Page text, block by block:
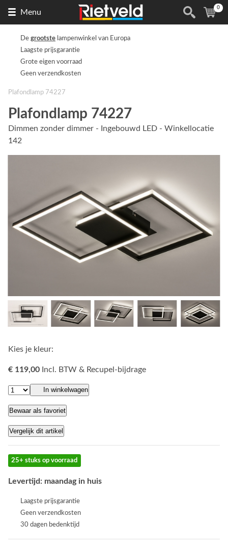
Menu
de
(
0
De grootste lampenwinkel van Europa
Laagste prijsgarantie
Grote eigen voorraad
Geen verzendkosten
Plafondlamp 74227
Plafondlamp 74227
Dimmen zonder dimmer - Ingebouwd LED - Winkellocatie
142
Kies je kleur:
€ 119,00 Incl. BTW & Recupel-bijdrage
In winkelwagen
Bewaar als favoriet
Vergelijk dit artikel
25+ stuks op voorraad
Levertijd: maandag in huis
Laagste prijsgarantie
Geen verzendkosten
30 dagen bedenktijd